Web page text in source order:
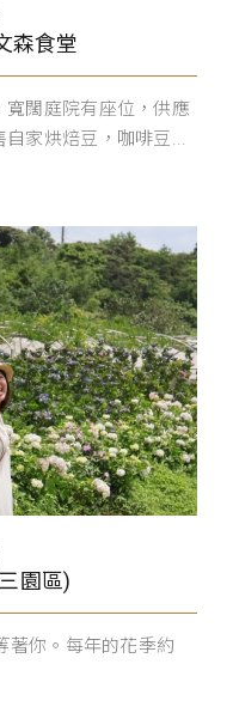
森食堂
寬闊庭院有座位，供應
家烘焙豆，咖啡豆...
園區)
著你。每年的花季約